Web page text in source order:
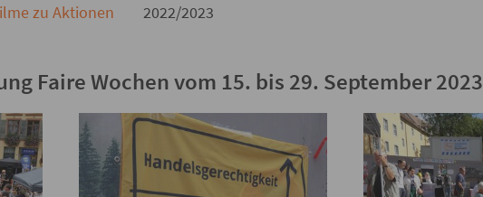
zu Aktionen 2022/2023
Faire Wochen vom 15. bis 29. September 2023